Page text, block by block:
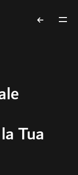
Tua